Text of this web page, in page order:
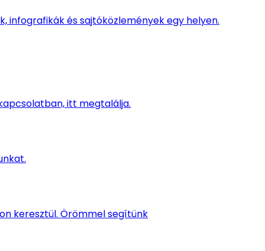
infografikák és sajtóközlemények egy helyen.
itt megtalálja.
keresztül. Örömmel segítünk